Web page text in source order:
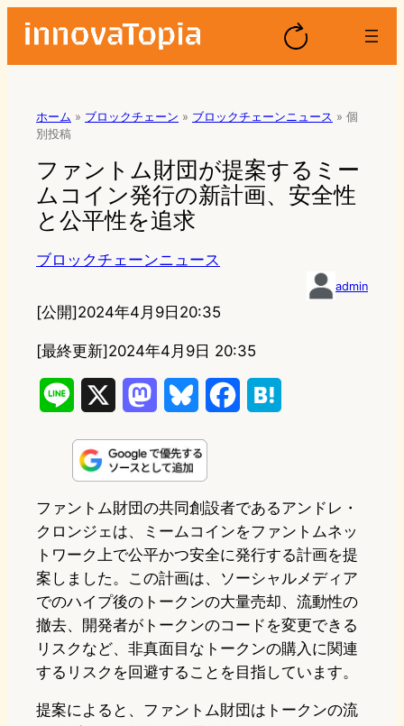
ホーム » ブロックチェーン » ブロックチェーンニュース » 個
別投稿
ファントム財団が提案するミー
ムコイン発行の新計画、安全性
と公平性を追求
ブロックチェーンニュース
admin
[公開]2024年4月9日20:35
[最終更新]2024年4月9日 20:35
n
s
o
d
o
u
e
s
k
y
b
o
o
n
a
ファントム財団の共同創設者であるアンドレ・
クロンジェは、ミームコインをファントムネッ
トワーク上で公平かつ安全に発行する計画を提
案しました。この計画は、ソーシャルメディア
でのハイプ後のトークンの大量売却、流動性の
撤去、開発者がトークンのコードを変更できる
リスクなど、非真面目なトークンの購入に関連
するリスクを回避することを目指しています。
提案によると、ファントム財団はトークンの流